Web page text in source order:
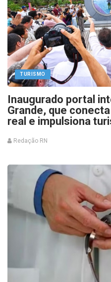
TURISMO
Inaugurado portal
Grande, que
real e impulsiona
Redação RN